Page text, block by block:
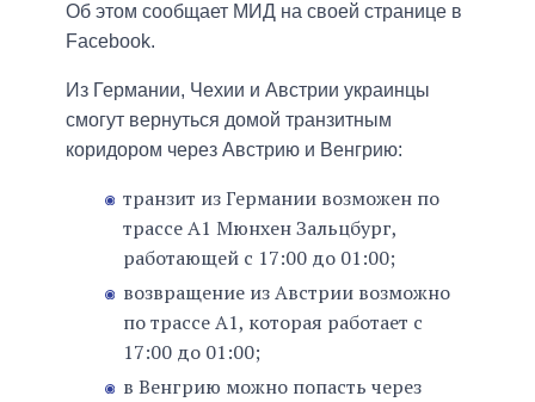
Об этом сообщает МИД на своей странице в
Facebook.
Из Германии, Чехии и Австрии украинцы
смогут вернуться домой транзитным
коридором через Австрию и Венгрию:
транзит из Германии возможен по
трассе А1 Мюнхен Зальцбург,
работающей с 17:00 до 01:00;
возвращение из Австрии возможно
по трассе А1, которая работает с
17:00 до 01:00;
в Венгрию можно попасть через